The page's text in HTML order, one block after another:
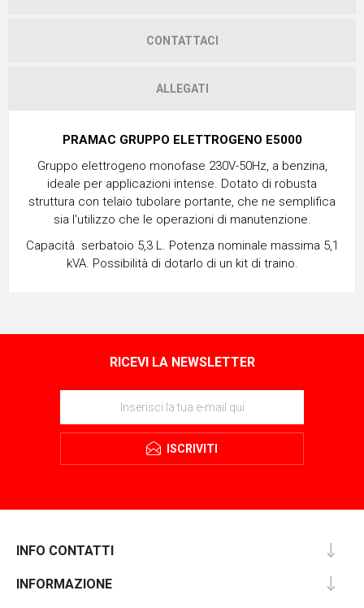
CONTATTACI
ALLEGATI
PRAMAC GRUPPO ELETTROGENO E5000
Gruppo elettrogeno monofase 230V-50Hz, a benzina,
ideale per applicazioni intense. Dotato di robusta
struttura con telaio tubolare portante, che ne semplifica
sia l'utilizzo che le operazioni di manutenzione.
Capacità serbatoio 5,3 L. Potenza nominale massima 5,1
kVA. Possibilità di dotarlo di un kit di traino.
RICEVI LA NEWSLETTER
ISCRIVITI
INFO CONTATTI
INFORMAZIONE